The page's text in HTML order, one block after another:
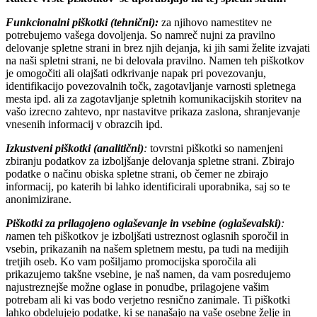
Funkcionalni piškotki (tehnični): za njihovo namestitev ne
potrebujemo vašega dovoljenja. So namreč nujni za pravilno
delovanje spletne strani in brez njih dejanja, ki jih sami želite izvajati
na naši spletni strani, ne bi delovala pravilno. Namen teh piškotkov
je omogočiti ali olajšati odkrivanje napak pri povezovanju,
identifikacijo povezovalnih točk, zagotavljanje varnosti spletnega
mesta ipd. ali za zagotavljanje spletnih komunikacijskih storitev na
vašo izrecno zahtevo, npr nastavitve prikaza zaslona, shranjevanje
vnesenih informacij v obrazcih ipd.
Izkustveni piškotki (analitični): tovrstni piškotki so namenjeni
zbiranju podatkov za izboljšanje delovanja spletne strani. Zbirajo
podatke o načinu obiska spletne strani, ob čemer ne zbirajo
informacij, po katerih bi lahko identificirali uporabnika, saj so te
anonimizirane.
Piškotki za prilagojeno oglaševanje in vsebine (oglaševalski):
namen teh piškotkov je izboljšati ustreznost oglasnih sporočil in
vsebin, prikazanih na našem spletnem mestu, pa tudi na medijih
tretjih oseb. Ko vam pošiljamo promocijska sporočila ali
prikazujemo takšne vsebine, je naš namen, da vam posredujemo
najustreznejše možne oglase in ponudbe, prilagojene vašim
potrebam ali ki vas bodo verjetno resnično zanimale. Ti piškotki
lahko obdelujejo podatke, ki se nanašajo na vaše osebne želje in